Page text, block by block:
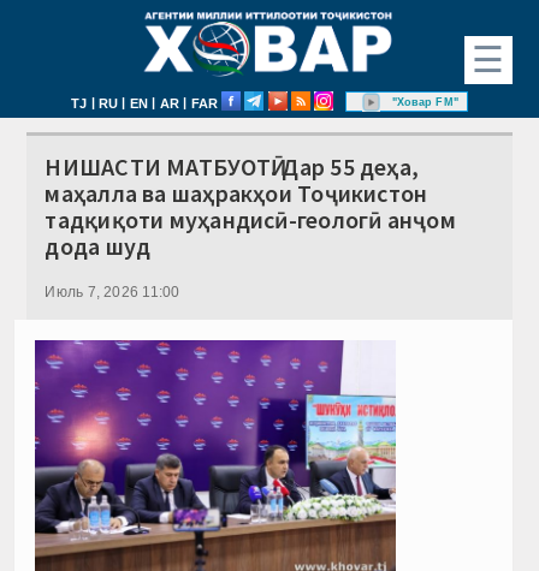
☰
TJ | RU | EN | AR | FAR "Ховар FM"
НИШАСТИ МАТБУОТӢ. Дар 55 деҳа,
маҳалла ва шаҳракҳои Тоҷикистон
тадқиқоти муҳандисӣ-геологӣ анҷом
дода шуд
Июль 7, 2026 11:00